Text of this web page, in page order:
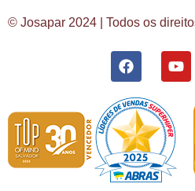
© Josapar 2024 | Todos os